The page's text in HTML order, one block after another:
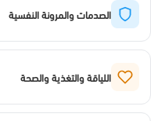
الصدمات والمرونة النفسية
اللياقة والتغذية والصحة